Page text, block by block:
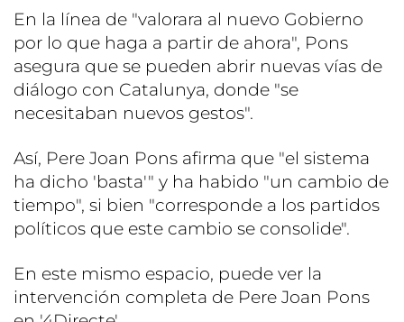
En la línea de "valorara al nuevo Gobierno
por lo que haga a partir de ahora", Pons
asegura que se pueden abrir nuevas vías de
diálogo con Catalunya, donde "se
necesitaban nuevos gestos".
Así, Pere Joan Pons afirma que "el sistema
ha dicho 'basta'" y ha habido "un cambio de
tiempo", si bien "corresponde a los partidos
políticos que este cambio se consolide".
En este mismo espacio, puede ver la
intervención completa de Pere Joan Pons